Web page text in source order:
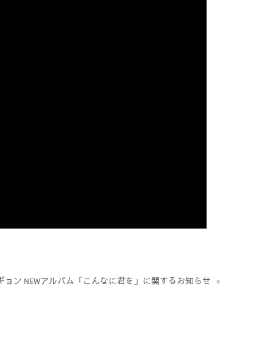
ョン NEWアルバム「こんなに君を」に関するお知らせ »